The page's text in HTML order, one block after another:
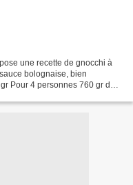
bolognaise, bien
Pour 4 personnes 760 gr de